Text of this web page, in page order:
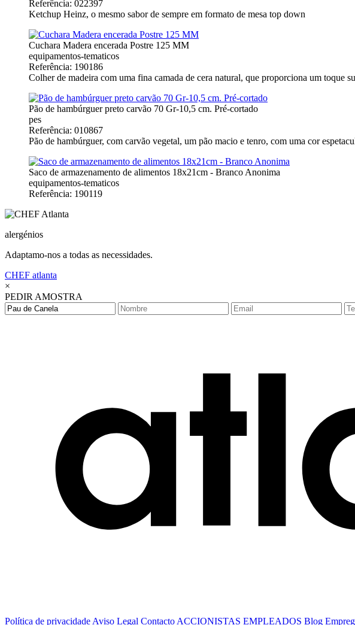
Referência: 022397
Ketchup Heinz, o mesmo sabor de sempre em formato de mesa top down
Cuchara Madera encerada Postre 125 MM
equipamentos-tematicos
Referência: 190186
Colher de madeira com uma fina camada de cera natural, que proporciona um toque
Pão de hambúrguer preto carvão 70 Gr-10,5 cm. Pré-cortado
pes
Referência: 010867
Pão de hambúrguer, com carvão vegetal, um pão macio e tenro, com uma cor
Saco de armazenamento de alimentos 18x21cm - Branco Anonima
equipamentos-tematicos
Referência: 190119
alergénios
Adaptamo-nos a todas as necessidades.
CHEF atlanta
×
PEDIR AMOSTRA
Política de privacidade Aviso Legal Contacto ACCIONISTAS EMPLEADOS Blog